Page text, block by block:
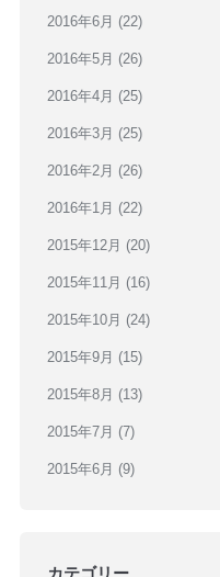
2016年6月 (22)
2016年5月 (26)
2016年4月 (25)
2016年3月 (25)
2016年2月 (26)
2016年1月 (22)
2015年12月 (20)
2015年11月 (16)
2015年10月 (24)
2015年9月 (15)
2015年8月 (13)
2015年7月 (7)
2015年6月 (9)